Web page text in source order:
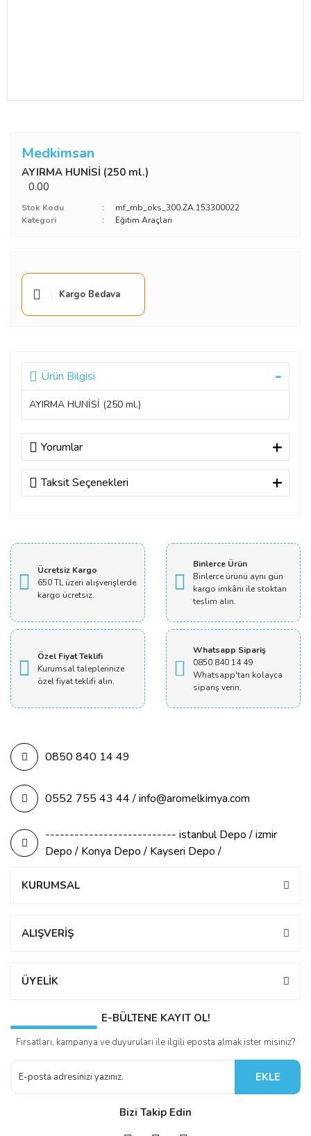
Medkimsan
AYIRMA HUNİSİ (250 ml.)
0.00
Stok Kodu
mf_mb_oks_300.ZA.153300022
Kategori
Eğitim Araçları
Kargo Bedava
Ürün Bilgisi
AYIRMA HUNİSİ (250 ml.)
Yorumlar
Bu ürüne ilk yorumu siz yapın!
Taksit Seçenekleri
Ücretsiz Kargo
650 TL üzeri alışverişlerde
kargo ücretsiz.
Binlerce Ürün
Binlerce ürünü aynı gün
kargo imkânı ile stoktan
teslim alın.
Özel Fiyat Teklifi
Kurumsal taleplerinize
özel fiyat teklifi alın.
Whatsapp Sipariş
0850 840 14 49
Whatsapp'tan kolayca
sipariş verin.
0850 840 14 49
0552 755 43 44 / info@aromelkimya.com
--------------------------- istanbul Depo / izmir
Depo / Konya Depo / Kayseri Depo /
KURUMSAL
ALIŞVERİŞ
ÜYELİK
E-BÜLTENE KAYIT OL!
Fırsatları, kampanya ve duyuruları ile ilgili eposta almak ister misiniz?
EKLE
Bizi Takip Edin